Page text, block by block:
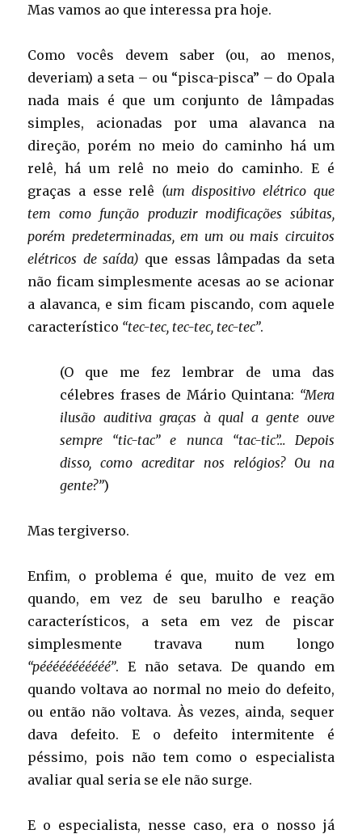
Mas vamos ao que interessa pra hoje.
Como vocês devem saber (ou, ao menos,
deveriam) a seta – ou “pisca-pisca” – do Opala
nada mais é que um conjunto de lâmpadas
simples, acionadas por uma alavanca na
direção, porém no meio do caminho há um
relê, há um relê no meio do caminho. E é
graças a esse relê (um dispositivo elétrico que
tem como função produzir modificações súbitas,
porém predeterminadas, em um ou mais circuitos
elétricos de saída) que essas lâmpadas da seta
não ficam simplesmente acesas ao se acionar
a alavanca, e sim ficam piscando, com aquele
característico “tec-tec, tec-tec, tec-tec”.
(O que me fez lembrar de uma das
célebres frases de Mário Quintana: “Mera
ilusão auditiva graças à qual a gente ouve
sempre “tic-tac” e nunca “tac-tic”… Depois
disso, como acreditar nos relógios? Ou na
gente?”)
Mas tergiverso.
Enfim, o problema é que, muito de vez em
quando, em vez de seu barulho e reação
característicos, a seta em vez de piscar
simplesmente travava num longo
“pééééééééééé”. E não setava. De quando em
quando voltava ao normal no meio do defeito,
ou então não voltava. Às vezes, ainda, sequer
dava defeito. E o defeito intermitente é
péssimo, pois não tem como o especialista
avaliar qual seria se ele não surge.
E o especialista, nesse caso, era o nosso já